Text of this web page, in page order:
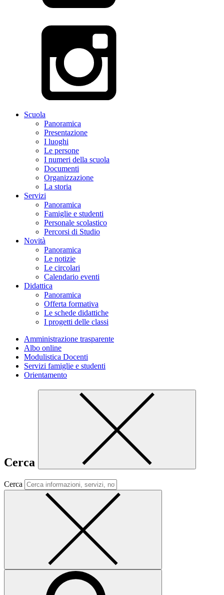
Scuola
Panoramica
Presentazione
I luoghi
Le persone
I numeri della scuola
Documenti
Organizzazione
La storia
Servizi
Panoramica
Famiglie e studenti
Personale scolastico
Percorsi di Studio
Novità
Panoramica
Le notizie
Le circolari
Calendario eventi
Didattica
Panoramica
Offerta formativa
Le schede didattiche
I progetti delle classi
Amministrazione trasparente
Albo online
Modulistica Docenti
Servizi famiglie e studenti
Orientamento
Cerca
Cerca